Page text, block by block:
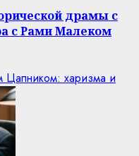
драмы с
с Рами Малеком
харизма и